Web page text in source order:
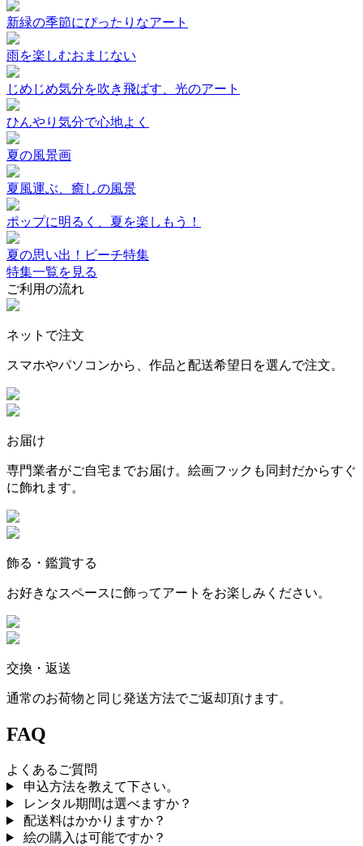
新緑の季節にぴったりなアート
雨を楽しむおまじない
じめじめ気分を吹き飛ばす、光のアート
ひんやり気分で心地よく
夏の風景画
夏風運ぶ、癒しの風景
ポップに明るく、夏を楽しもう！
夏の思い出！ビーチ特集
特集一覧を見る
ご利用の流れ
ネットで注文
スマホやパソコンから、作品と配送希望日を選んで注文。
お届け
専門業者がご自宅までお届け。絵画フックも同封だからすぐ
に飾れます。
飾る・鑑賞する
お好きなスペースに飾ってアートをお楽しみください。
交換・返送
通常のお荷物と同じ発送方法でご返却頂けます。
FAQ
よくあるご質問
申込方法を教えて下さい。
レンタル期間は選べますか？
配送料はかかりますか？
絵の購入は可能ですか？